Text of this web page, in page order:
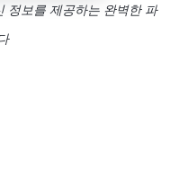
정보를 제공하는 완벽한 파